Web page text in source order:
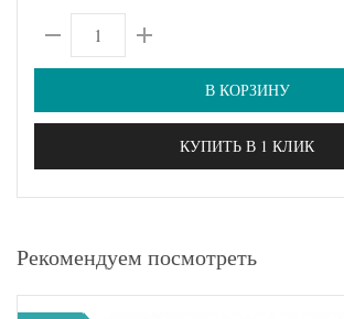
В КОРЗИНУ
КУПИТЬ В 1 КЛИК
Рекомендуем посмотреть